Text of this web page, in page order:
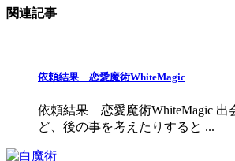
関連記事
依頼結果 恋愛魔術WhiteMagic
依頼結果 恋愛魔術WhiteMagic 出
ど、後の事を考えたりすると ...